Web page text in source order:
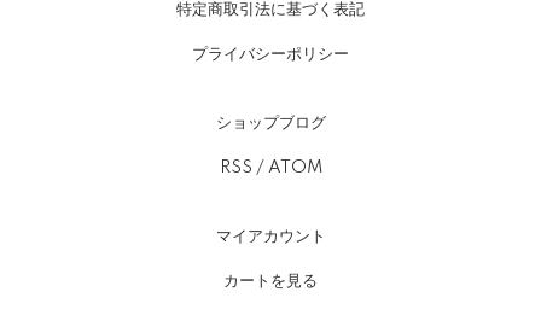
特定商取引法に基づく表記
プライバシーポリシー
ショップブログ
RSS / ATOM
マイアカウント
カートを見る